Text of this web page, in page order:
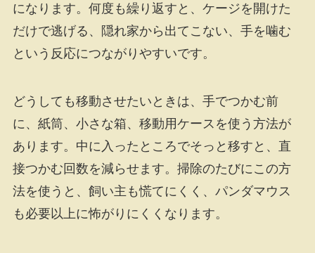
になります。何度も繰り返すと、ケージを開けた
だけで逃げる、隠れ家から出てこない、手を噛む
という反応につながりやすいです。
どうしても移動させたいときは、手でつかむ前
に、紙筒、小さな箱、移動用ケースを使う方法が
あります。中に入ったところでそっと移すと、直
接つかむ回数を減らせます。掃除のたびにこの方
法を使うと、飼い主も慌てにくく、パンダマウス
も必要以上に怖がりにくくなります。